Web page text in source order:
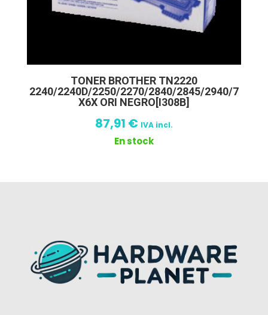
TONER BROTHER TN2220
2240/2240D/2250/2270/2840/2845/2940/7
X6X ORI NEGRO[I308B]
87,91 € IVA incl.
En stock